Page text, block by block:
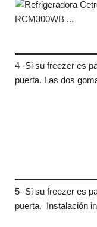
4 -Si su freezer es
puerta. Las dos
5- Si su freezer es
puerta. Instalación